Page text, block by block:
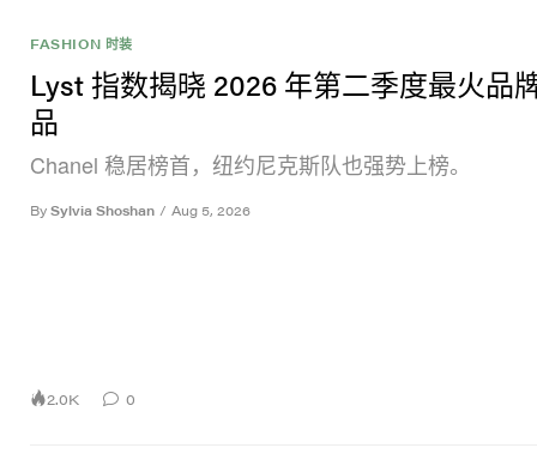
FASHION 时装
Lyst 指数揭晓 2026 年第二季度最火品
品
Chanel 稳居榜首，纽约尼克斯队也强势上榜。
By Sylvia Shoshan / Aug 5, 2026
2.0K 0